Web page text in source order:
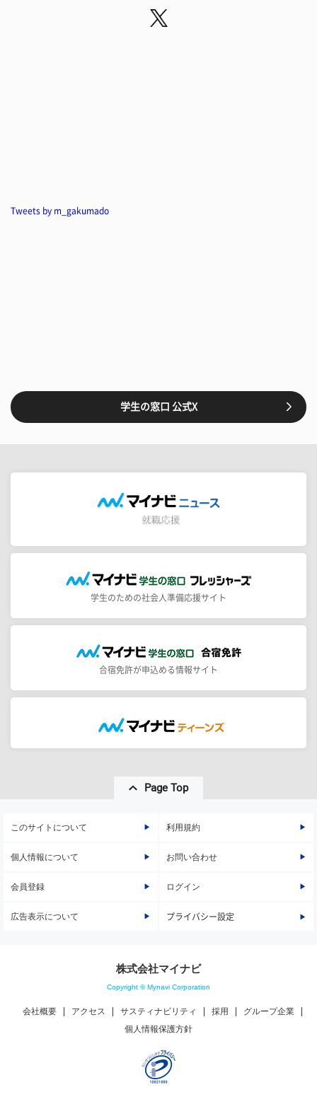
Tweets by m_gakumado
学生の窓口 公式X
学生のための社会人準備応援サイト
合宿免許が申込める情報サイト
Page Top
このサイトについて 利用規約
個人情報について お問い合わせ
会員登録 ログイン
広告表示について プライバシー設定
株式会社マイナビ
Copyright © Mynavi Corporation
会社概要 アクセス サスティナビリティ 採用
グループ企業
個人情報保護方針